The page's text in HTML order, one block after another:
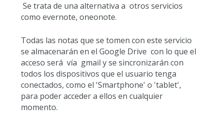
Se trata de una alternativa a otros servicios
como evernote, oneonote.
Todas las notas que se tomen con este servicio
se almacenarán en el Google Drive con lo que el
acceso será vía gmail y se sincronizarán con
todos los dispositivos que el usuario tenga
conectados, como el 'Smartphone' o 'tablet',
para poder acceder a ellos en cualquier
momento.